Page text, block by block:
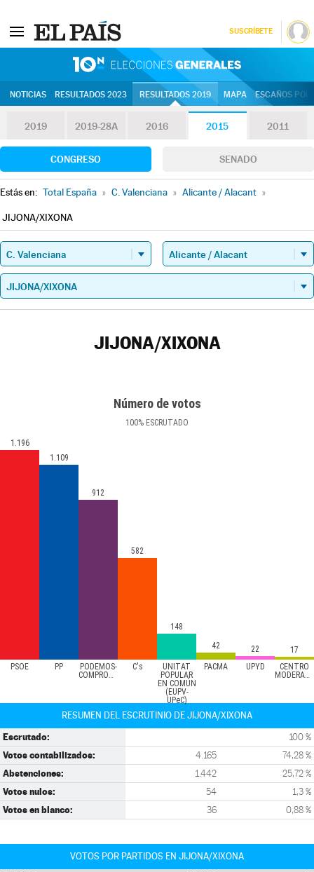
SUSCRÍBETE
NOTICIAS RESULTADOS 2023 RESULTADOS 2019 MAPA ESCAÑOS
2019 2019-28A 2016 2015 2011
CONGRESO SENADO
Estás en: Total España » C. Valenciana » Alicante / Alacant »
JIJONA/XIXONA
JIJONA/XIXONA
Número de votos
100% ESCRUTADO
PSOE PP
PODEMOS-
COMPROMÍS
C's
UNITAT
POPULAR
EN COMÚN
(EUPV-
UPeC)
PACMA UPYD
CENTRO
MODERADO
1.196
1.109
912
582
148
42
22 17
RESUMEN DEL ESCRUTINIO DE JIJONA/XIXONA
Escrutado: 100 %
Votos contabilizados: 4.165 74,28 %
Abstenciones: 1.442 25,72 %
Votos nulos: 54 1,3 %
Votos en blanco: 36 0,88 %
VOTOS POR PARTIDOS EN JIJONA/XIXONA